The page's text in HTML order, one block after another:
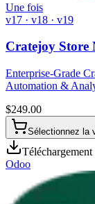
Une fois
v17 · v18 · v19
Cratejoy Store
Enterprise-Grade
Automation &
$249.00
Sélectionnez la
Odoo